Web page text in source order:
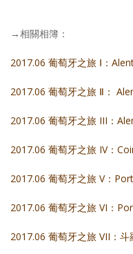
→相關相簿：
2017.06 葡萄牙之旅 Ⅰ：
2017.06 葡萄牙之旅 Ⅱ：
2017.06 葡萄牙之旅 III：
2017.06 葡萄牙之旅 IV：
2017.06 葡萄牙之旅 V：
2017.06 葡萄牙之旅 VI：
2017.06 葡萄牙之旅 VII：